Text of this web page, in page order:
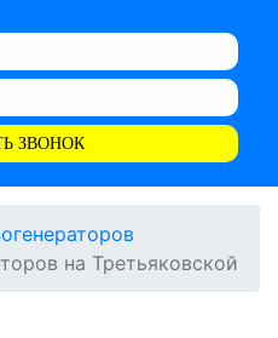
ЗВОНОК
на Третьяковской